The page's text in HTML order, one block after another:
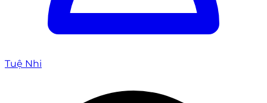
Tuệ Nhi